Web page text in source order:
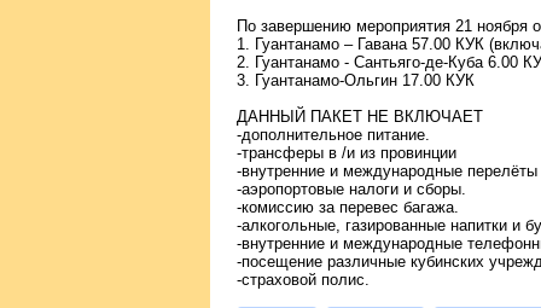
По завершению мероприятия 21 ноября
1. Гуантанамо – Гавана 57.00 КУК
2. Гуантанамо - Сантьяго-де-Куба 6.00
3. Гуантанамо-Ольгин 17.00 КУК
ДАННЫЙ ПАКЕТ НЕ ВКЛЮЧАЕТ
-дополнительное питание.
-трансферы в /и из провинции
-внутренние и международные перелёты
-аэропортовые налоги и сборы.
-комиссию за перевес багажа.
-алкогольные, газированные напитки и
-внутренние и международные
-посещение различные кубинских
-страховой полис.